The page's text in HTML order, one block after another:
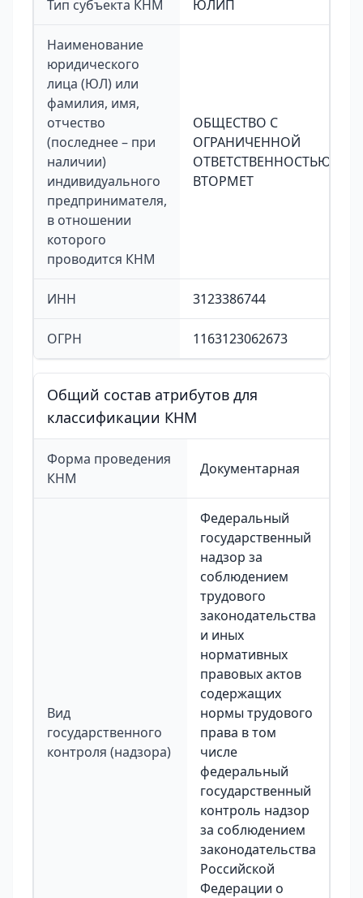
Тип субъекта КНМ ЮЛИП
Наименование
юридического
лица (ЮЛ) или
фамилия, имя,
отчество
(последнее – при
наличии)
индивидуального
предпринимателя,
в отношении
которого
проводится КНМ
ОБЩЕСТВО С
ОГРАНИЧЕННОЙ
ОТВЕТСТВЕННОСТЬЮ
ВТОРМЕТ
ИНН 3123386744
ОГРН 1163123062673
Общий состав атрибутов для
классификации КНМ
Форма проведения
КНМ
Документарная
Вид
государственного
контроля (надзора)
Федеральный
государственный
надзор за
соблюдением
трудового
законодательства
и иных
нормативных
правовых актов
содержащих
нормы трудового
права в том
числе
федеральный
государственный
контроль надзор
за соблюдением
законодательства
Российской
Федерации о